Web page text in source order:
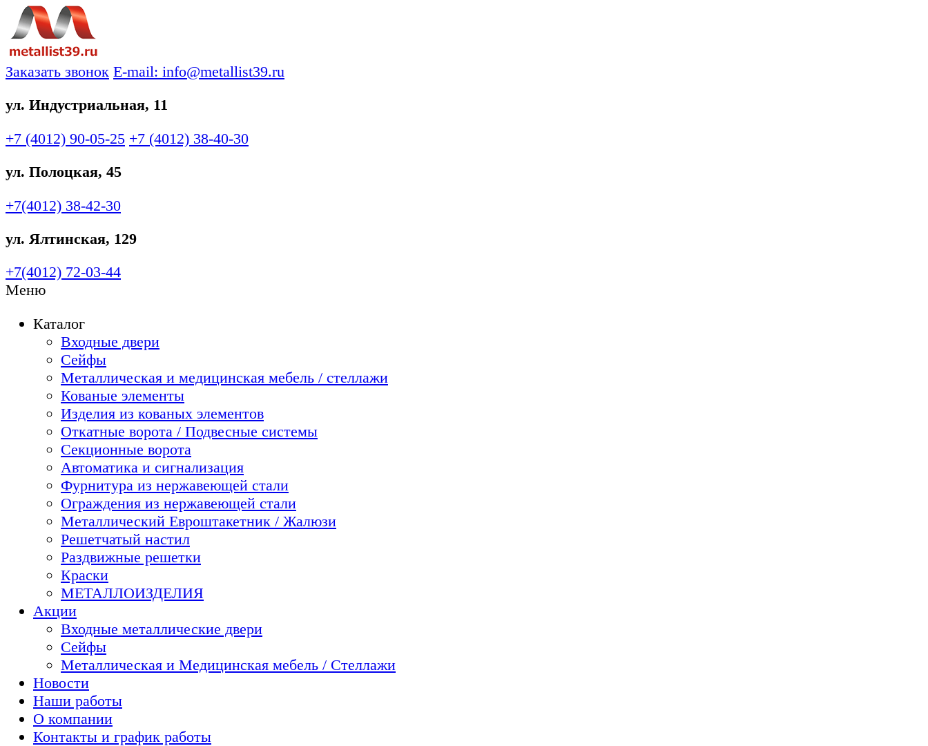
Заказать звонок E-mail: info@metallist39.ru
ул. Индустриальная, 11
+7 (4012) 90-05-25 +7 (4012) 38-40-30
ул. Полоцкая, 45
+7(4012) 38-42-30
ул. Ялтинская, 129
+7(4012) 72-03-44
Меню
Каталог
Входные двери
Сейфы
Металлическая и медицинская мебель / стеллажи
Кованые элементы
Изделия из кованых элементов
Откатные ворота / Подвесные системы
Секционные ворота
Автоматика и сигнализация
Фурнитура из нержавеющей стали
Ограждения из нержавеющей стали
Металлический Евроштакетник / Жалюзи
Решетчатый настил
Раздвижные решетки
Краски
МЕТАЛЛОИЗДЕЛИЯ
Акции
Входные металлические двери
Сейфы
Металлическая и Медицинская мебель / Стеллажи
Новости
Наши работы
О компании
Контакты и график работы